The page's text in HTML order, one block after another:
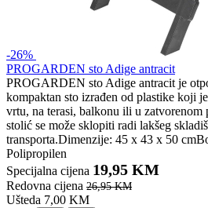
-26%
PROGARDEN sto Adige antracit
PROGARDEN sto Adige antracit je
kompaktan sto izrađen od plastike koji
vrtu, na terasi, balkonu ili u zatvorenom
stolić se može sklopiti radi lakšeg
transporta.Dimenzije: 45 x 43 x 50
Polipropilen
Specijalna cijena 19,95 KM
Redovna cijena 26,95 KM
Ušteda 7,00 KM